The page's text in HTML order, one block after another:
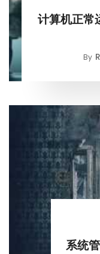
计算机正常
By
系统